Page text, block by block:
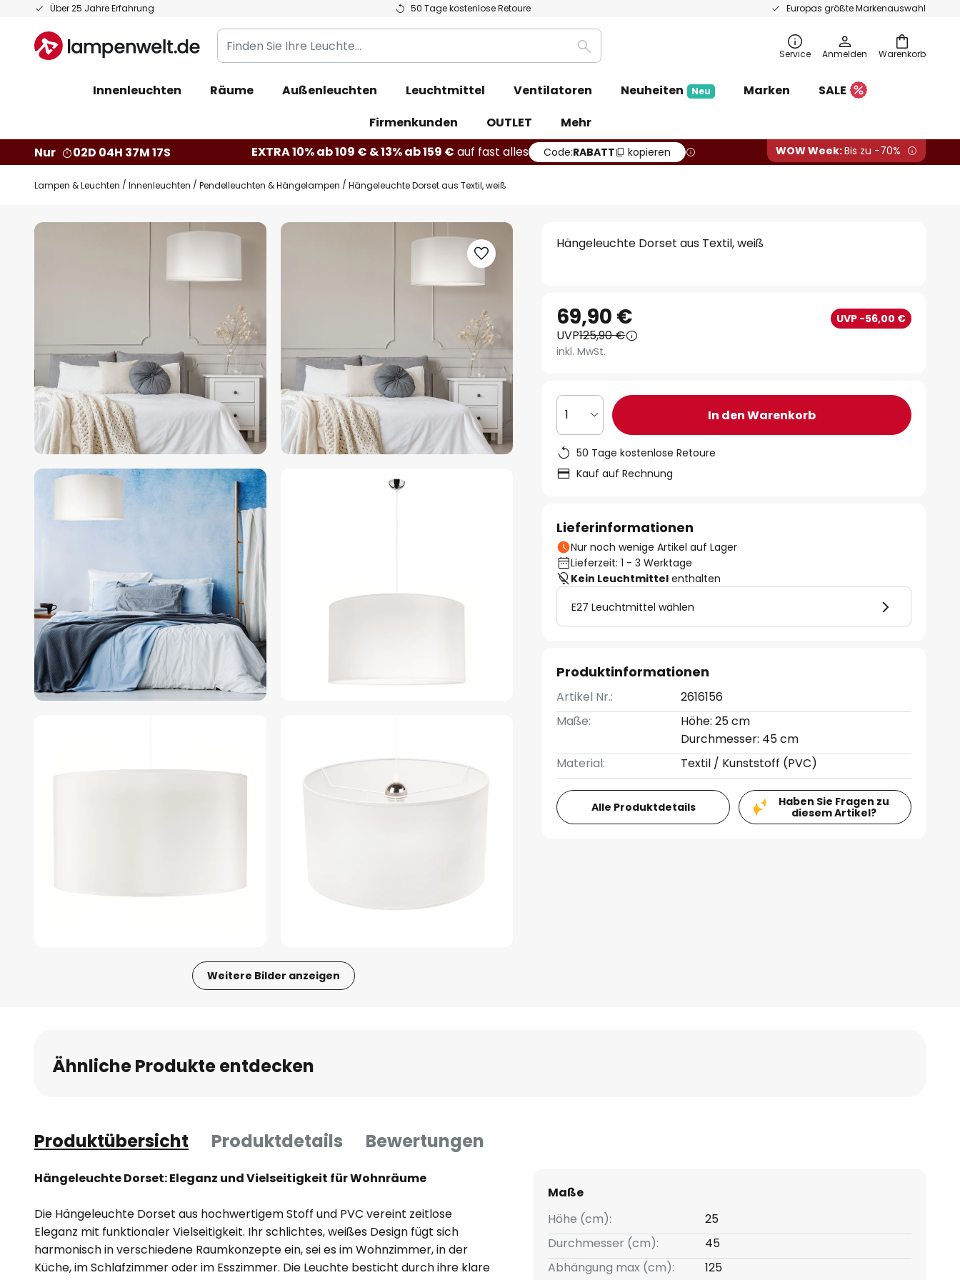
Über 25 Jahre Erfahrung 50 Tage kostenlose Retoure Europas größte Markenauswahl
Zum
springen
Warenkorb
Finden
Sie
Leuchte...
Suche Service Anmelden
Innenleuchten Räume Außenleuchten Leuchtmittel Ventilatoren Neuheiten Neu Marken
SALE
Firmenkunden
OUTLET
Mehr
Nur
02D 04H 37M 16S EXTRA 10% ab 109 € & 13% ab 159 € auf fast alles Code:RABATT kopieren WOW Week:Bis zu -70%
Lampen & Leuchten Innenleuchten Pendelleuchten & Hängelampen Hängeleuchte Dorset aus Textil, weiß
Zum
Weitere Bilder anzeigen
Bildgalerie
springen
Hängeleuchte Dorset aus Textil, weiß
69,90 € UVP -56,00 €
UVP125,90 €
inkl. MwSt.
1 In den Warenkorb
50 Tage kostenlose Retoure
Kauf auf Rechnung
Lieferinformationen
Nur noch wenige Artikel auf Lager
Lieferzeit: 1 - 3 Werktage
Kein Leuchtmittel enthalten
E27 Leuchtmittel wählen
Produktinformationen
Artikel Nr.:
2616156
Maße:
Höhe: 25 cm
Durchmesser: 45 cm
Material:
Textil / Kunststoff (PVC)
Alle Produktdetails
Haben Sie Fragen zu
diesem Artikel?
Ähnliche Produkte entdecken
Produktübersicht Produktdetails Bewertungen
Hängeleuchte Dorset: Eleganz und Vielseitigkeit für Wohnräume
Die Hängeleuchte Dorset aus hochwertigem Stoff und PVC vereint zeitlose
Eleganz mit funktionaler Vielseitigkeit. Ihr schlichtes, weißes Design fügt sich
harmonisch in verschiedene Raumkonzepte ein, sei es im Wohnzimmer, in der
Küche, im Schlafzimmer oder im Esszimmer. Die Leuchte besticht durch ihre klare
Maße
Höhe (cm):
25
Durchmesser (cm):
45
Abhängung max (cm):
125